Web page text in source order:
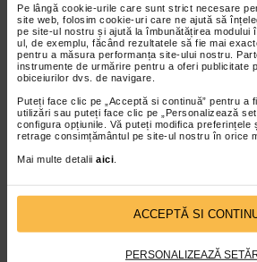
Pe lângă cookie-urile care sunt strict necesare
site web, folosim cookie-uri care ne ajută să
pe site-ul nostru și ajută la îmbunătățirea modului
ul, de exemplu, făcând rezultatele să fie mai
pentru a măsura performanța site-ului nostru.
instrumente de urmărire pentru a oferi publicitate
obiceiurilor dvs. de navigare.
Puteți face clic pe „Acceptă si continuă” pentru a
utilizări sau puteți face clic pe „Personalizează
configura opțiunile. Vă puteți modifica preferințele
retrage consimțământul pe site-ul nostru în orice
Mai multe detalii aici
ACCEPTĂ SI
PERSONALIZEAZĂ
pentru o curatare delicata, dar…
curatare,
Farmec Doina Lapte nutritiv
AVENE